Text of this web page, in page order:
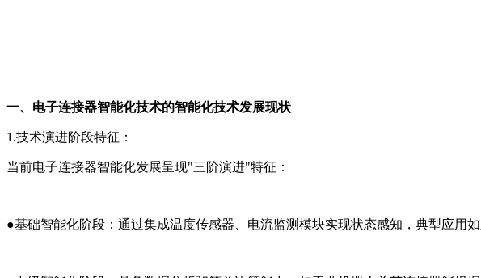
一、电子连接器智能化技术的智能化技术发展现状
1.技术演进阶段特征 ：
当前电子连接器智能化发展呈现"三阶演进"特征：
●基础智能化阶段：通过集成温度传感器、电流监测模块实现状态感知，典型应用